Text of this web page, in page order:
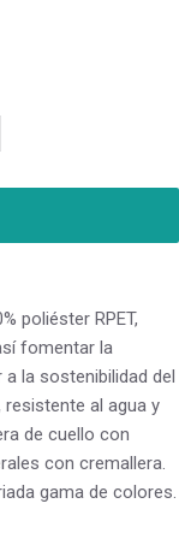
poliéster RPET,
fomentar la
la sostenibilidad del
al agua y
de cuello con
con cremallera.
gama de colores.